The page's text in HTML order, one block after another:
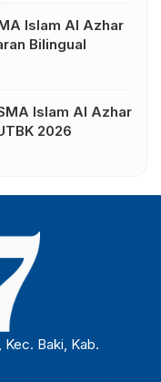
Islam Al Azhar
Bilingual
Islam Al Azhar
2026
Kec. Baki, Kab.